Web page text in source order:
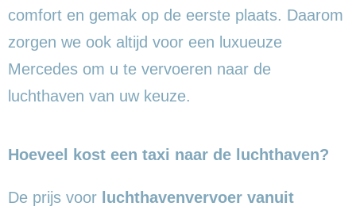
comfort en gemak op de eerste plaats. Daarom
zorgen we ook altijd voor een luxueuze
Mercedes om u te vervoeren naar de
luchthaven van uw keuze.
Hoeveel kost een taxi naar de luchthaven?
De prijs voor luchthavenvervoer vanuit